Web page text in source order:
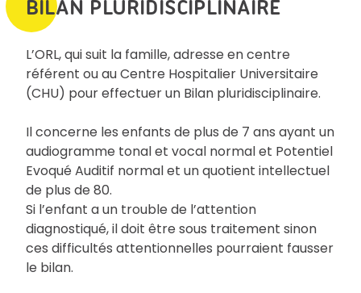
BILAN PLURIDISCIPLINAIRE
L’ORL, qui suit la famille, adresse en centre
référent ou au Centre Hospitalier Universitaire
(CHU) pour effectuer un Bilan pluridisciplinaire.
Il concerne les enfants de plus de 7 ans ayant un
audiogramme tonal et vocal normal et Potentiel
Evoqué Auditif normal et un quotient intellectuel
de plus de 80.
Si l’enfant a un trouble de l’attention
diagnostiqué, il doit être sous traitement sinon
ces difficultés attentionnelles pourraient fausser
le bilan.